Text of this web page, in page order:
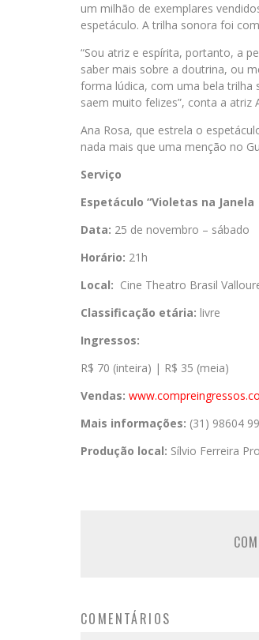
um milhão de exemplares
espetáculo. A trilha sonora foi
“Sou atriz e espírita, portanto, a
saber mais sobre a doutrina, ou
forma lúdica, com uma bela trilha
saem muito felizes”, conta a atriz
Ana Rosa, que estrela o
nada mais que uma menção no
Serviço
Espetáculo “Violetas na Janela
Data: 25 de novembro – sábado
Horário: 21h
Local: Cine Theatro Brasil
Classificação etária: livre
Ingressos:
R$ 70 (inteira) | R$ 35 (meia)
Vendas: www.compreingressos.
Mais informações: (31) 98604
Produção local: Sílvio Ferreira
COMENTÁRIOS